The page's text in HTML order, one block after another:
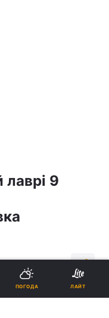
9
в Google
ПОГОДА ЛАЙТ